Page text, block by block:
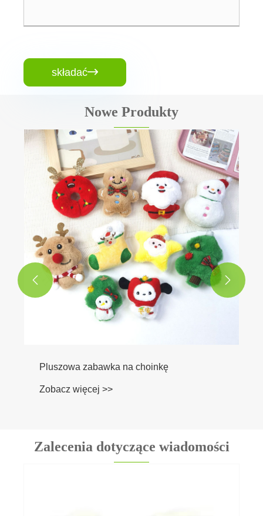
składać
Nowe Produkty
Pluszowa zabawka na choinkę
Zobacz więcej >>
 
Zalecenia dotyczące wiadomości